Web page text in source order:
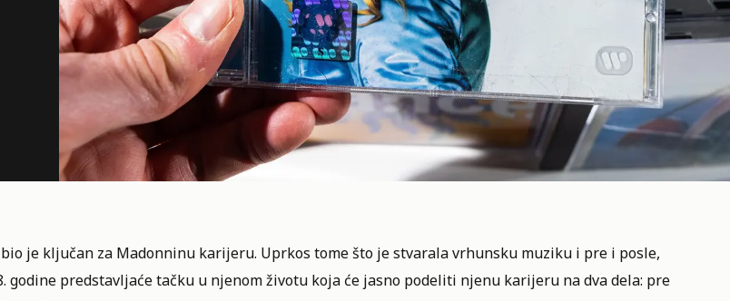
je ključan za Madonninu karijeru. Uprkos tome što je stvarala vrhunsku muziku i pre i posle,
godine predstavljaće tačku u njenom životu koja će jasno podeliti njenu karijeru na dva dela: pre